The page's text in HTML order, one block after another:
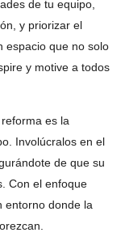
de tu equipo,
y priorizar el
espacio que no solo
y motive a todos
es la
Involúcralos en el
de que su
Con el enfoque
entorno donde la